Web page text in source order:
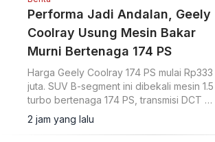
Performa Jadi Andalan, Geely
Coolray Usung Mesin Bakar
Murni Bertenaga 174 PS
Harga Geely Coolray 174 PS mulai Rp333
juta. SUV B-segment ini dibekali mesin 1.5
turbo bertenaga 174 PS, transmisi DCT 7
percepatan, akselerasi 0-100 km/jam
dalam 7,6 detik, serta ADAS Level 2.
2 jam yang lalu